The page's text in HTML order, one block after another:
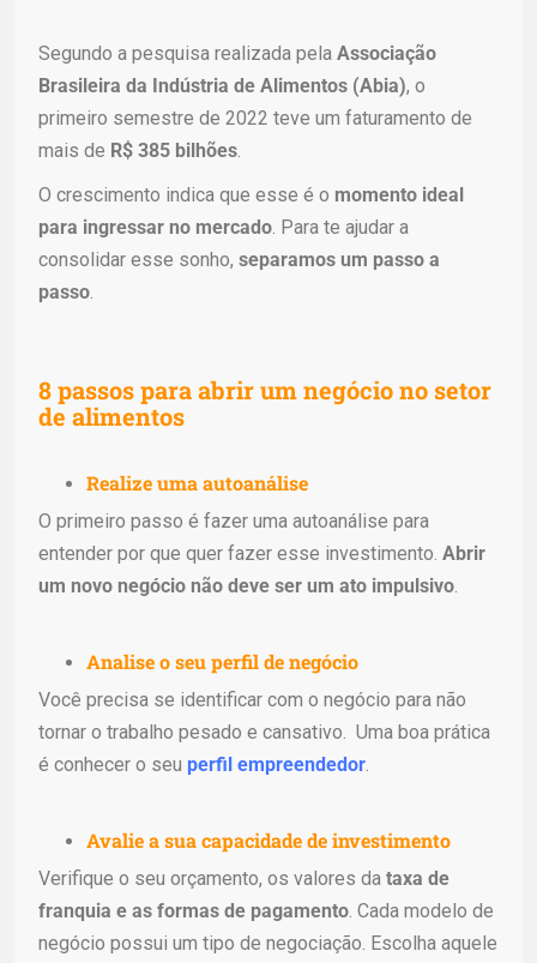
Segundo a pesquisa realizada pela Associação
Brasileira da Indústria de Alimentos (Abia), o
primeiro semestre de 2022 teve um faturamento de
mais de R$ 385 bilhões.
O crescimento indica que esse é o momento ideal
para ingressar no mercado. Para te ajudar a
consolidar esse sonho, separamos um passo a
passo.
8 passos para abrir um negócio no setor
de alimentos
Realize uma autoanálise
O primeiro passo é fazer uma autoanálise para
entender por que quer fazer esse investimento. Abrir
um novo negócio não deve ser um ato impulsivo.
Analise o seu perfil de negócio
Você precisa se identificar com o negócio para não
tornar o trabalho pesado e cansativo. Uma boa prática
é conhecer o seu perfil empreendedor.
Avalie a sua capacidade de investimento
Verifique o seu orçamento, os valores da taxa de
franquia e as formas de pagamento. Cada modelo de
negócio possui um tipo de negociação. Escolha aquele